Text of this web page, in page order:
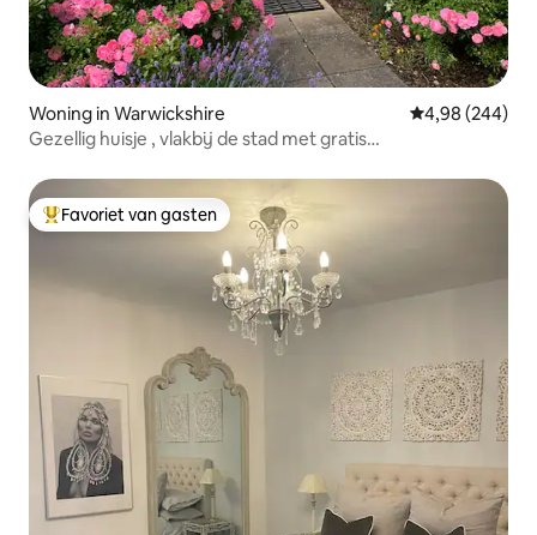
Woning in Warwickshire Gemiddelde
4,98 (244)
Gezellig huisje , vlakbij de stad met gratis
Topfavoriet van gasten
Favoriet van gasten